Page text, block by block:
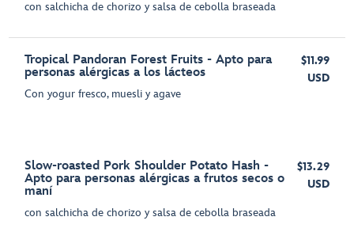
con salchicha de chorizo y salsa de cebolla braseada
Tropical Pandoran Forest Fruits - Apto para
personas alérgicas a los lácteos
Con yogur fresco, muesli y agave
$11.99
USD
Slow-roasted Pork Shoulder Potato Hash -
Apto para personas alérgicas a frutos secos o
maní
con salchicha de chorizo y salsa de cebolla braseada
$13.29
USD